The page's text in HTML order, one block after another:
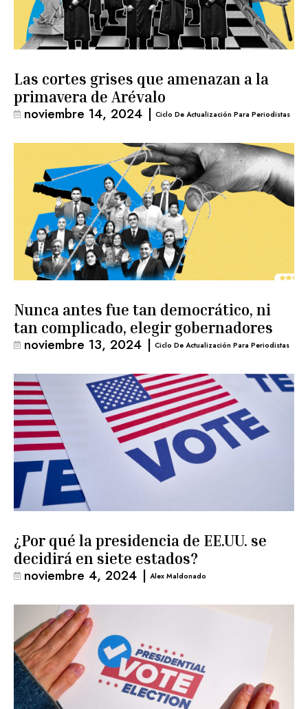
Las cortes grises que amenazan a la
primavera de Arévalo
noviembre 14, 2024 | Ciclo De Actualización Para Periodistas
Nunca antes fue tan democrático, ni
tan complicado, elegir gobernadores
noviembre 13, 2024 | Ciclo De Actualización Para Periodistas
¿Por qué la presidencia de EE.UU. se
decidirá en siete estados?
noviembre 4, 2024 | Alex Maldonado